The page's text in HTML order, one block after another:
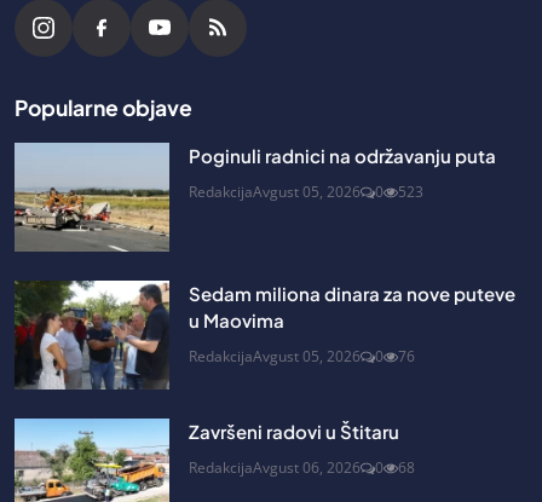
Popularne objave
Poginuli radnici na održavanju puta
RedakcijaAvgust 05, 2026 0 523
Sedam miliona dinara za nove puteve
u Maovima
RedakcijaAvgust 05, 2026 0 76
Završeni radovi u Štitaru
RedakcijaAvgust 06, 2026 0 68